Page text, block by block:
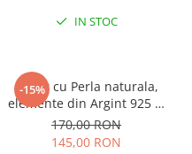
IN STOC
-15%
Colier cu Perla naturala,
elemente din Argint 925 si
margele Miyuki, verde/kiwi
170,00 RON
145,00 RON